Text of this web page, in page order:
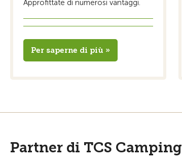
Approfittate di numerosi vantaggi.
Per saperne di più »
Partner di TCS Camping